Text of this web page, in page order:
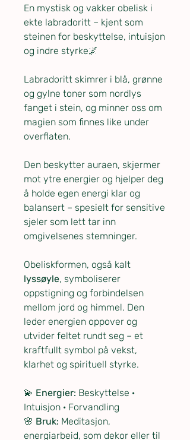
En mystisk og vakker obelisk i
ekte labradoritt – kjent som
steinen for beskyttelse, intuisjon
og indre styrke🌌
Labradoritt skimrer i blå, grønne
og gylne toner som nordlys
fanget i stein, og minner oss om
magien som finnes like under
overflaten.
Den beskytter auraen, skjermer
mot ytre energier og hjelper deg
å holde egen energi klar og
balansert – spesielt for sensitive
sjeler som lett tar inn
omgivelsenes stemninger.
Obeliskformen, også kalt
lyssøyle, symboliserer
oppstigning og forbindelsen
mellom jord og himmel. Den
leder energien oppover og
utvider feltet rundt seg – et
kraftfullt symbol på vekst,
klarhet og spirituell styrke.
💫 Energier: Beskyttelse ·
Intuisjon · Forvandling
🌸 Bruk: Meditasjon,
energiarbeid, som dekor eller til